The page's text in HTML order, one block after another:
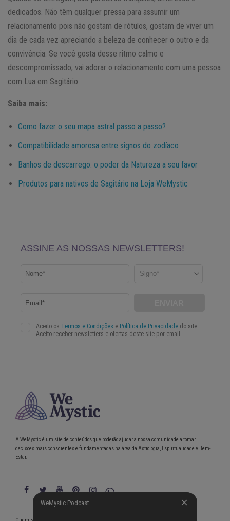
dedicados. Não têm qualquer pressa para assumir um
relacionamento pois não gostam de rótulos, gostam de viver um
dia de cada vez apreciando a beleza de conhecer o outro e da
convivência. Se você gosta desse ritmo calmo e
descompromissado, vai adorar o relacionamento com uma pessoa
com Lua em Sagitário.
Saiba mais:
Como fazer o seu mapa astral passo a passo?
Compatibilidade amorosa entre signos do zodíaco
Banhos de descarrego: o poder da Natureza a seu favor
Produtos para nativos de Sagitário na Loja WeMystic
WeMystic Podcast
A WeMystic é um site de conteúdos que poderão ajudar a nossa comunidade a tomar
decisões mais conscientes e fundamentadas na área da Astrologia, Espiritualidade e Bem-
Estar.
WeMystic Podcast